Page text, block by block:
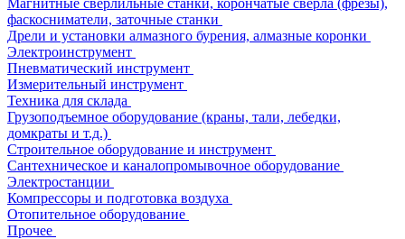
Магнитные сверлильные станки, корончатые сверла (фрезы),
фаскосниматели, заточные станки
Дрели и установки алмазного бурения, алмазные коронки
Электроинструмент
Пневматический инструмент
Измерительный инструмент
Техника для склада
Грузоподъемное оборудование (краны, тали, лебедки,
домкраты и т.д.)
Строительное оборудование и инструмент
Сантехническое и каналопромывочное оборудование
Электростанции
Компрессоры и подготовка воздуха
Отопительное оборудование
Прочее